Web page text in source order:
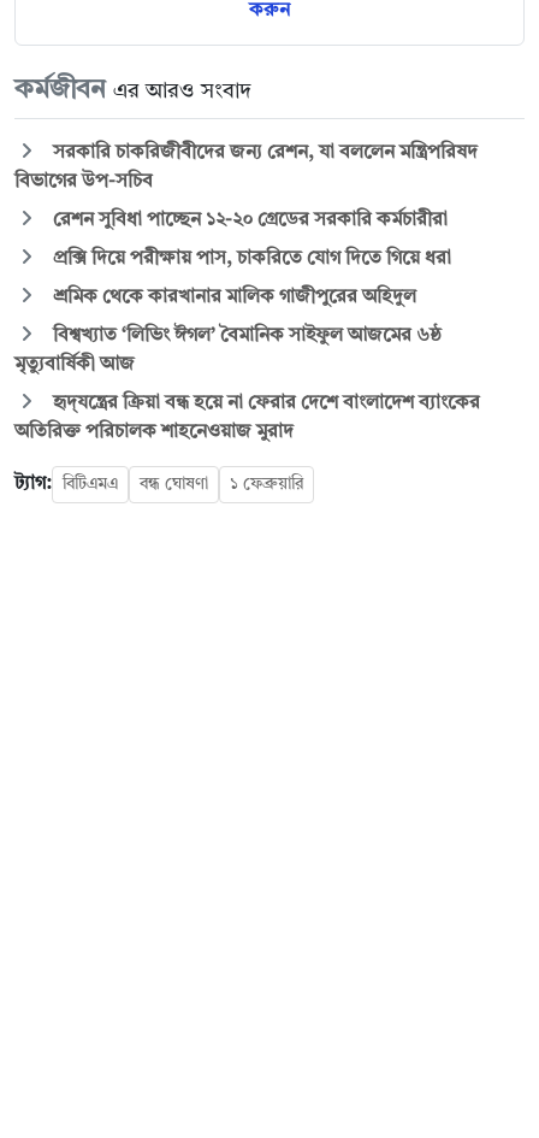
করুন
কর্মজীবন এর আরও সংবাদ
সরকারি চাকরিজীবীদের জন্য রেশন, যা বললেন মন্ত্রিপরিষদ
বিভাগের উপ-সচিব
রেশন সুবিধা পাচ্ছেন ১২-২০ গ্রেডের সরকারি কর্মচারীরা
প্রক্সি দিয়ে পরীক্ষায় পাস, চাকরিতে যোগ দিতে গিয়ে ধরা
শ্রমিক থেকে কারখানার মালিক গাজীপুরের অহিদুল
বিশ্বখ্যাত ‘লিভিং ঈগল’ বৈমানিক সাইফুল আজমের ৬ষ্ঠ
মৃত্যুবার্ষিকী আজ
হৃদ্‌যন্ত্রের ক্রিয়া বন্ধ হয়ে না ফেরার দেশে বাংলাদেশ ব্যাংকের
অতিরিক্ত পরিচালক শাহনেওয়াজ মুরাদ
ট্যাগ: বিটিএমএ বন্ধ ঘোষণা ১ ফেব্রুয়ারি